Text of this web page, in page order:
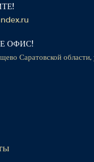
ОФИС!
Саратовской области,